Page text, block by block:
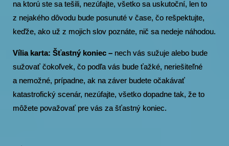
na ktorú ste sa tešili, nezúfajte, všetko sa uskutoční, len to
z nejakého dôvodu bude posunuté v čase, čo rešpektujte,
keďže, ako už z mojich slov poznáte, nič sa nedeje náhodou.
Vília karta: Šťastný koniec – nech vás sužuje alebo bude
sužovať čokoľvek, čo podľa vás bude ťažké, neriešiteľné
a nemožné, prípadne, ak na záver budete očakávať
katastrofický scenár, nezúfajte, všetko dopadne tak, že to
môžete považovať pre vás za šťastný koniec.